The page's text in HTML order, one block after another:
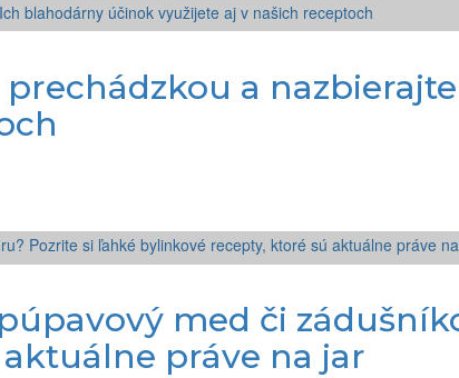
a
med či
práve na jar